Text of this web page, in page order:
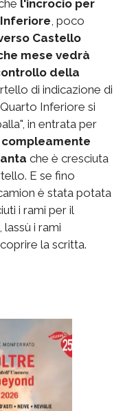
l'incrocio per
, poco
Castello
mese vedrà
della
di indicazione di
Inferiore si
in entrata per
compleamente
che è cresciuta
E se fino
è stata potata
i rami per il
i rami
la scritta.